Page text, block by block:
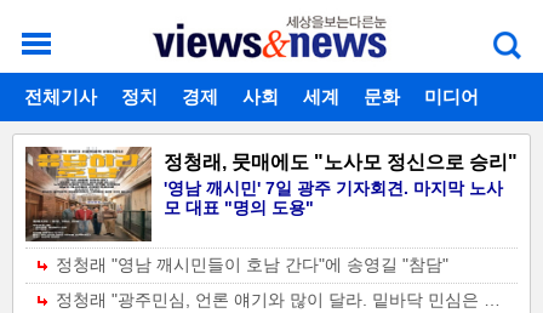
개
별
메
뉴
로그인 회원가입 아이디찾기 비밀번호찾기
주
메
뉴
전체기사 정치 경제 사회 세계 문화
미디어
스포츠
칼럼 독자게시판
TOP
기
사
정청래, 뭇매에도 "노사모 정신으로 승리"
'영남 깨시민' 7일 광주 기자회견. 마지막 노사
모 대표 "명의 도용"
정청래 "영남 깨시민들이 호남 간다"에 송영길 "참담"